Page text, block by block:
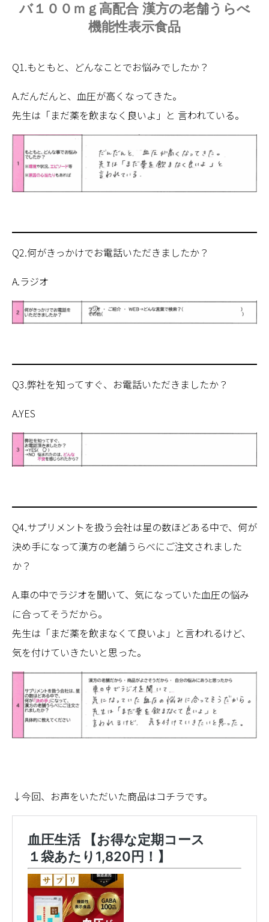
バ１００ｍｇ高配合 漢方の老舗うらべ
機能性表示食品
Q1.もともと、どんなことでお悩みでしたか？
A.だんだんと、血圧が高くなってきた。
先生は「まだ薬を飲まなく良いよ」と 言われている。
Q2.何がきっかけでお電話いただきましたか？
A.ラジオ
Q3.弊社を知ってすぐ、お電話いただきましたか？
A.YES
Q4.サプリメントを扱う会社は星の数ほどある中で、何が
決め手になって漢方の老舗うらべにご注文されました
か？
A.車の中でラジオを聞いて、気になっていた血圧の悩み
に合ってそうだから。
先生は「まだ薬を飲まなくて良いよ」と言われるけど、
気を付けていきたいと思った。
↓今回、お声をいただいた商品はコチラです。